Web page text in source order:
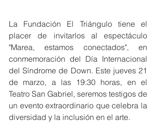
La Fundación El Triángulo tiene el
placer de invitarlos al espectáculo
"Marea, estamos conectados", en
conmemoración del Día Internacional
del Síndrome de Down. Este jueves 21
de marzo, a las 19:30 horas, en el
Teatro San Gabriel, seremos testigos de
un evento extraordinario que celebra la
diversidad y la inclusión en el arte.